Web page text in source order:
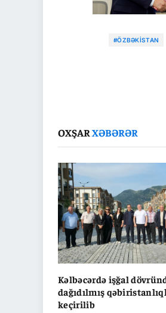
#ÖZBƏKISTAN
OXŞARXƏBƏRƏR
Kəlbəcərdə işğal
dağıdılmış
keçirilib